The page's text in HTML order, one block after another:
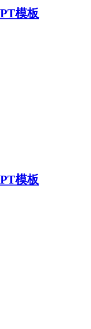
模板
模板